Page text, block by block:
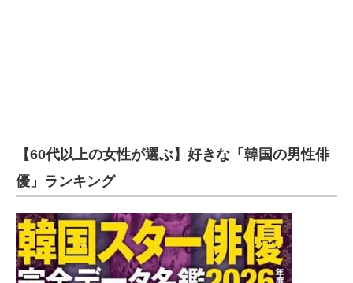
【60代以上の女性が選ぶ】好きな「韓国の男性俳
優」ランキング